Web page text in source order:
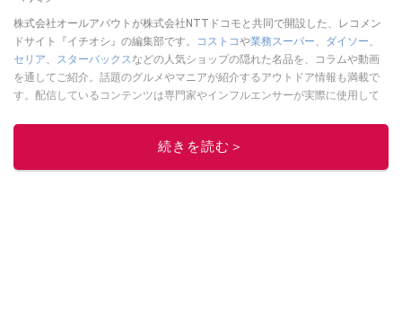
株式会社オールアバウトが株式会社NTTドコモと共同で開設した、レコメン
ドサイト『イチオシ』の編集部です。
コストコや業務スーパー、 ダイソー、
セリア、 スターバックスなどの人気ショップの隠れた名品を、コラムや動画
を通してご紹介。話題のグルメやマニアが紹介するアウトドア情報も満載で
す。配信しているコンテンツは専門家やインフルエンサーが実際に使用して
ニュースでフォロー
続きを読む＞